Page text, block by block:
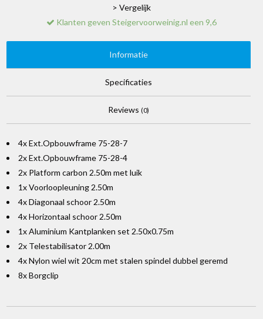
> Vergelijk
Klanten geven Steigervoorweinig.nl een 9,6
Informatie
Specificaties
Reviews (0)
4x Ext.Opbouwframe 75-28-7
2x Ext.Opbouwframe 75-28-4
2x Platform carbon 2.50m met luik
1x Voorloopleuning 2.50m
4x Diagonaal schoor 2.50m
4x Horizontaal schoor 2.50m
1x Aluminium Kantplanken set 2.50x0.75m
2x Telestabilisator 2.00m
4x Nylon wiel wit 20cm met stalen spindel dubbel geremd
8x Borgclip